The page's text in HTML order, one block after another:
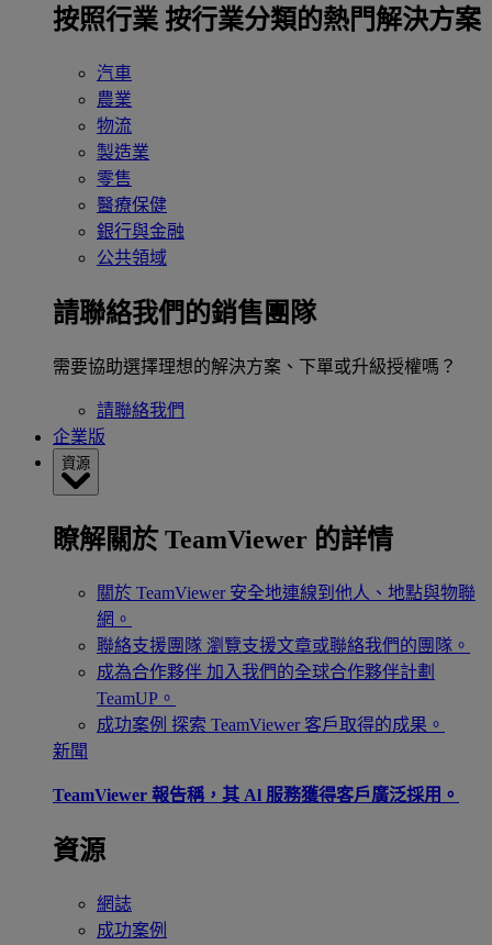
按照行業 按行業分類的熱門解決方案
汽車
農業
物流
製造業
零售
醫療保健
銀行與金融
公共領域
請聯絡我們的銷售團隊
需要協助選擇理想的解決方案、下單或升級授權嗎？
請聯絡我們
企業版
資源
瞭解關於 TeamViewer 的詳情
關於 TeamViewer 安全地連線到他人、地點與物聯
網。
聯絡支援團隊 瀏覽支援文章或聯絡我們的團隊。
成為合作夥伴 加入我們的全球合作夥伴計劃
TeamUP。
成功案例 探索 TeamViewer 客戶取得的成果。
新聞
TeamViewer 報告稱，其 Al 服務獲得客戶廣泛採用。
資源
網誌
成功案例